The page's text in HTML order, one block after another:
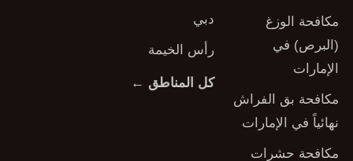
مكافحة الوزغ
(البرص) في
الإمارات
مكافحة بق الفراش
نهائياً في الإمارات
مكافحة حشرات
دبي
رأس الخيمة
كل المناطق ←